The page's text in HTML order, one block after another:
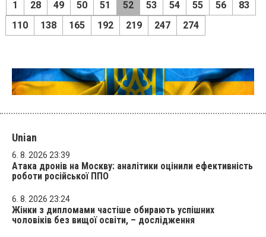
1 28 49 50 51 52 53 54 55 56
83
110
138 165 192 219 247 274
Unian
6. 8. 2026 23:39
Атака дронів на Москву: аналітики оцінили ефективність
роботи російської ППО
6. 8. 2026 23:24
Жінки з дипломами частіше обирають успішних
чоловіків без вищої освіти, – дослідження